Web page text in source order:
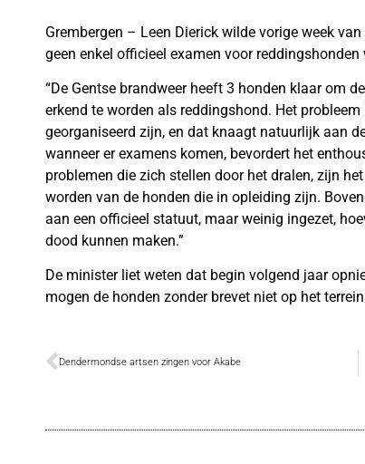
Grembergen – Leen Dierick wilde vorige week
geen enkel officieel examen voor reddingshonden
“De Gentse brandweer heeft 3 honden klaar om
erkend te worden als reddingshond. Het
georganiseerd zijn, en dat knaagt natuurlijk aan
wanneer er examens komen, bevordert het
problemen die zich stellen door het dralen, zijn
worden van de honden die in opleiding zijn.
aan een officieel statuut, maar weinig ingezet,
dood kunnen maken.”
De minister liet weten dat begin volgend jaar
mogen de honden zonder brevet niet op het
Dendermondse artsen zingen voor Akabe